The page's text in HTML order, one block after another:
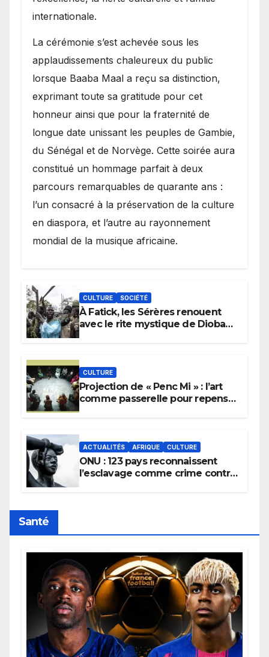
internationale.
​La cérémonie s’est achevée sous les
applaudissements chaleureux du public
lorsque Baaba Maal a reçu sa distinction,
exprimant toute sa gratitude pour cet
honneur ainsi que pour la fraternité de
longue date unissant les peuples de Gambie,
du Sénégal et de Norvège. Cette soirée aura
constitué un hommage parfait à deux
parcours remarquables de quarante ans :
l’un consacré à la préservation de la culture
en diaspora, et l’autre au rayonnement
mondial de la musique africaine.
CULTURE SOCIÉTÉ
À Fatick, les Sérères renouent
avec le rite mystique de Diobaye
CULTURE
Projection de « Penc Mi » : l’art
comme passerelle pour repenser
ACTUALITÉS AFRIQUE CULTURE
ONU : 123 pays reconnaissent
l’esclavage comme crime contre
Santé